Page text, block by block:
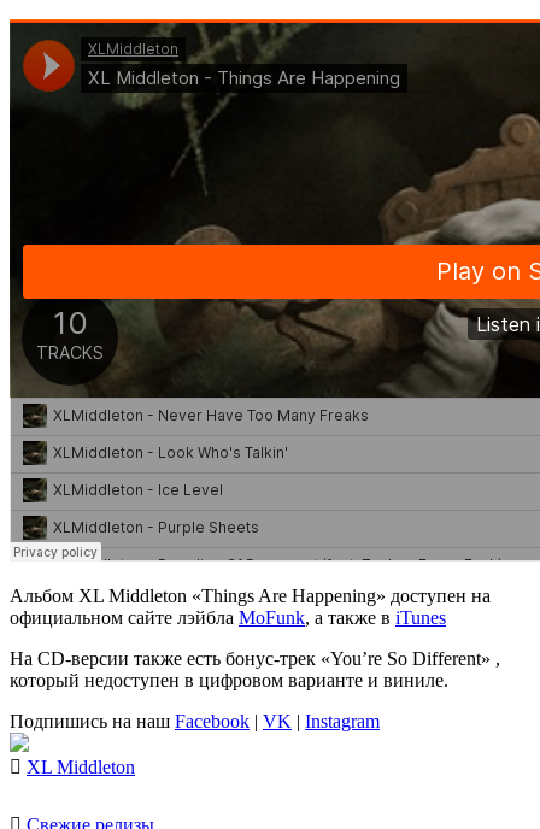
Альбом XL Middleton «Things Are Happening» доступен на
официальном сайте лэйбла MoFunk, а также в iTunes
На CD-версии также есть бонус-трек «You’re So Different» ,
который недоступен в цифровом варианте и виниле.
Подпишись на наш Facebook | VK | Instagram
XL Middleton
Свежие релизы